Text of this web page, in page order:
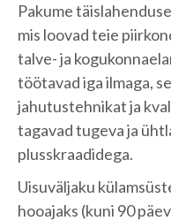
Pakume
mis loovad teie
talve- ja
töötavad iga ilmaga,
jahutustehnikat ja
tagavad tugeva ja
plusskraadidega.
Uisuväljaku
hooajaks (kuni 90